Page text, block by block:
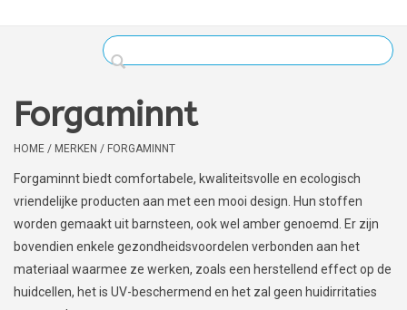
Boekjes
Peter/metergeschenken &
kaartjes
Forgaminnt
HOME / MERKEN / FORGAMINNT
Forgaminnt biedt comfortabele, kwaliteitsvolle en ecologisch
vriendelijke producten aan met een mooi design. Hun stoffen
worden gemaakt uit barnsteen, ook wel amber genoemd. Er zijn
bovendien enkele gezondheidsvoordelen verbonden aan het
materiaal waarmee ze werken, zoals een herstellend effect op de
huidcellen, het is UV-beschermend en het zal geen huidirritaties